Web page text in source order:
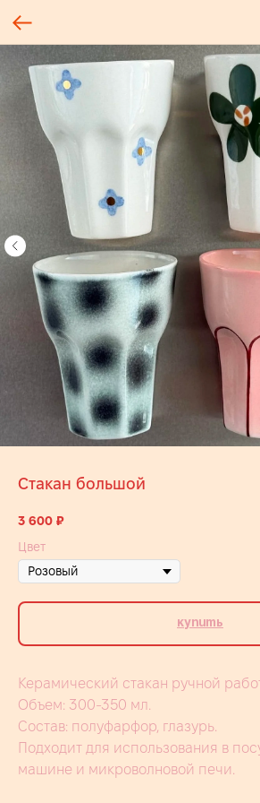
Стакан большой
3 600 ₽
Цвет
Купить
Керамический стакан ручной
Объем: 300-350 мл.
Состав: полуфарфор, глазурь.
Подходит для использования в
машине и микроволновой печи.